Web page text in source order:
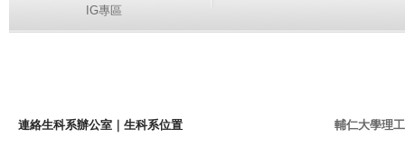
IG專區
連絡生科系辦公室 生科系位置 輔仁大學理